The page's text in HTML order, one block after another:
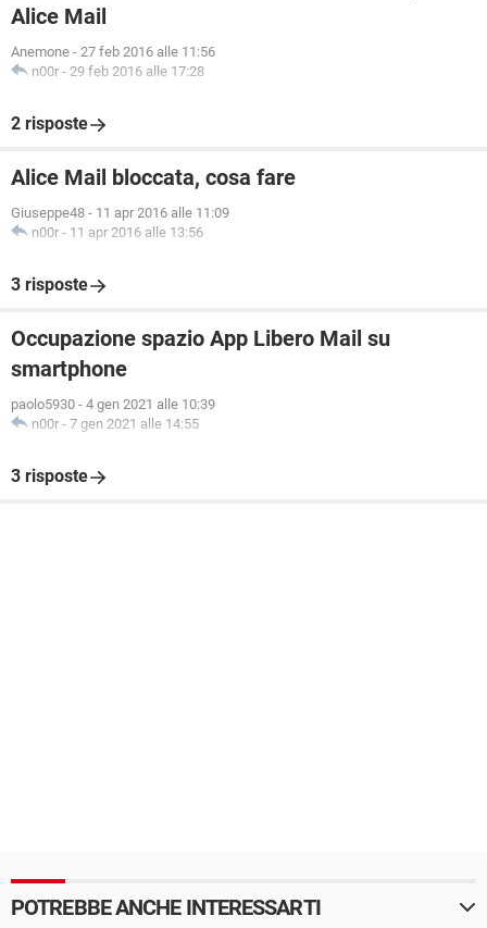
Alice Mail
Anemone - 27 feb 2016 alle 11:56
n00r - 29 feb 2016 alle 17:28
2 risposte
Alice Mail bloccata, cosa fare
Giuseppe48 - 11 apr 2016 alle 11:09
n00r - 11 apr 2016 alle 13:56
3 risposte
Occupazione spazio App Libero Mail su
smartphone
paolo5930 - 4 gen 2021 alle 10:39
n00r - 7 gen 2021 alle 14:55
3 risposte
POTREBBE ANCHE INTERESSARTI